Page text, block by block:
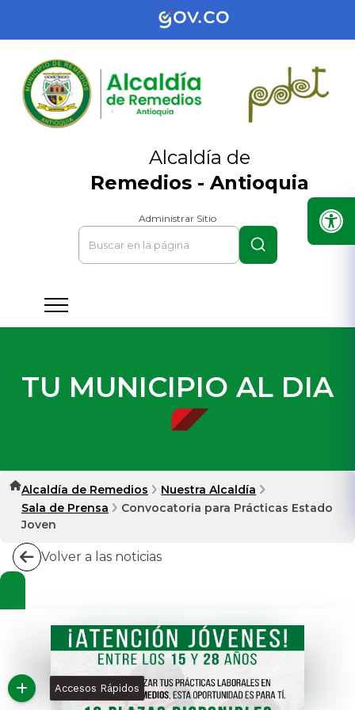
Alcaldía de
Remedios - Antioquia
Administrar Sitio
TU MUNICIPIO AL DIA
Alcaldía de Remedios
Nuestra Alcaldía
Sala de Prensa
Convocatoria para Prácticas Estado
Joven
Volver a las noticias
Accesos Rápidos